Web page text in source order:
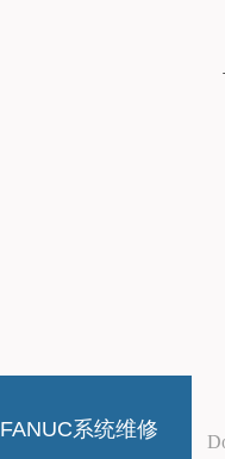
FANUC系统维修